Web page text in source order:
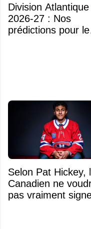
Division Atlantique
2026-27 : Nos
prédictions pour le
Selon Pat Hickey,
Canadien ne
pas vraiment